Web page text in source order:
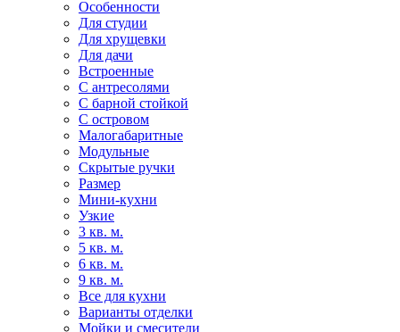
Особенности
Для студии
Для хрущевки
Для дачи
Встроенные
С антресолями
С барной стойкой
С островом
Малогабаритные
Модульные
Скрытые ручки
Размер
Мини-кухни
Узкие
3 кв. м.
5 кв. м.
6 кв. м.
9 кв. м.
Все для кухни
Варианты отделки
Мойки и смесители